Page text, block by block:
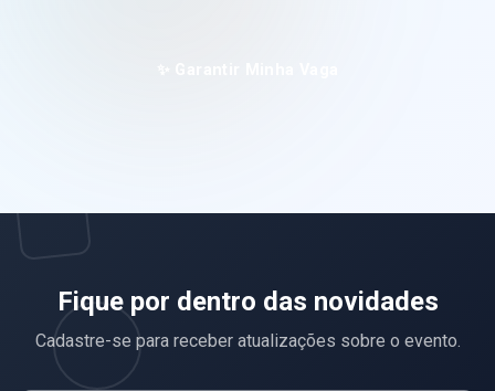
Fique por dentro das novidades
Cadastre-se para receber atualizações sobre o evento.